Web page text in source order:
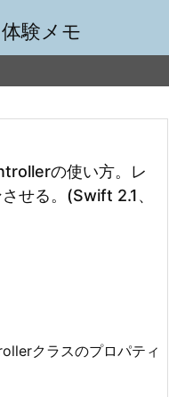
験メモ
の使い方。レ
せる。(Swift 2.1、
クラスのプロパティ